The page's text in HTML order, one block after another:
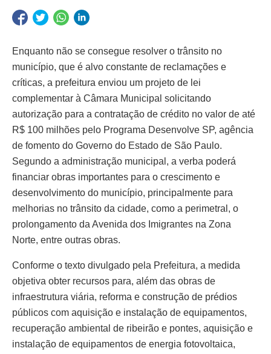
Enquanto não se consegue resolver o trânsito no
município, que é alvo constante de reclamações e
críticas, a prefeitura enviou um projeto de lei
complementar à Câmara Municipal solicitando
autorização para a contratação de crédito no valor de até
R$ 100 milhões pelo Programa Desenvolve SP, agência
de fomento do Governo do Estado de São Paulo.
Segundo a administração municipal, a verba poderá
financiar obras importantes para o crescimento e
desenvolvimento do município, principalmente para
melhorias no trânsito da cidade, como a perimetral, o
prolongamento da Avenida dos Imigrantes na Zona
Norte, entre outras obras.
Conforme o texto divulgado pela Prefeitura, a medida
objetiva obter recursos para, além das obras de
infraestrutura viária, reforma e construção de prédios
públicos com aquisição e instalação de equipamentos,
recuperação ambiental de ribeirão e pontes, aquisição e
instalação de equipamentos de energia fotovoltaica,